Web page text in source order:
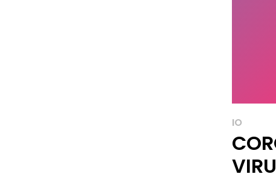
IO